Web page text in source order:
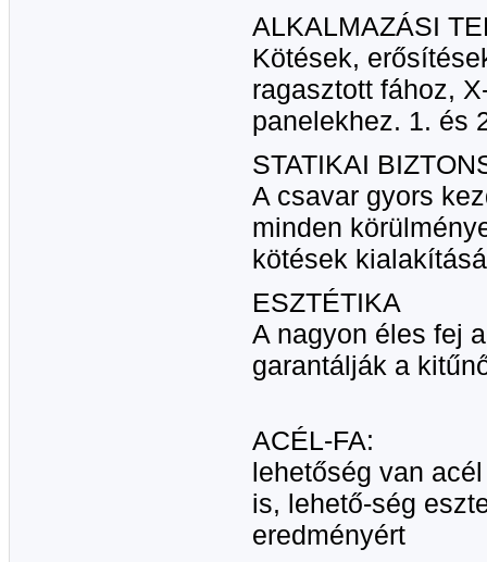
ALKALMAZÁSI
Kötések,
ragasztott fához,
panelekhez. 1. és
STATIKAI
A csavar gyors
minden
kötések
ESZTÉTIKA
A nagyon éles fej
garantálják a
ACÉL-FA:
lehetőség van
is, lehető-ség
eredményért